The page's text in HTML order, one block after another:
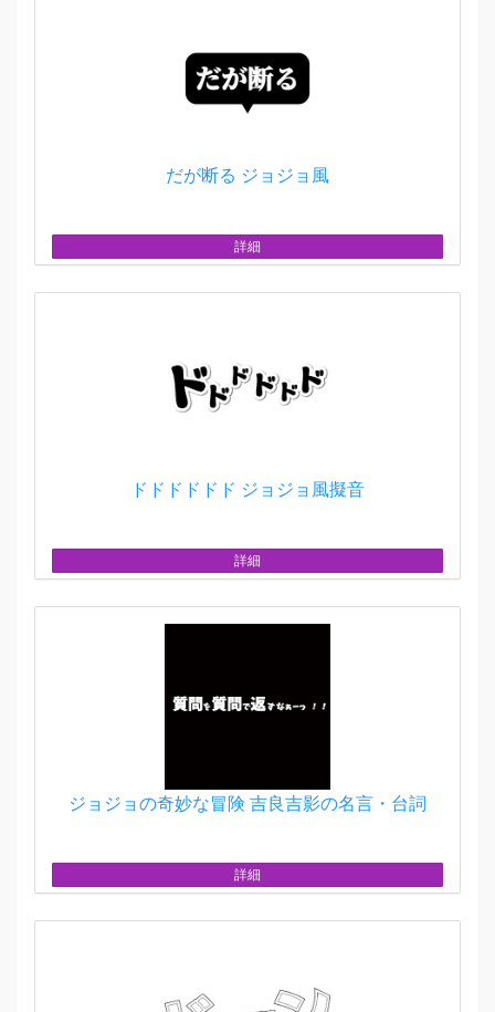
だが断る ジョジョ風
詳細
ドドドドドド ジョジョ風擬音
詳細
ジョジョの奇妙な冒険 吉良吉影の名言・台詞
詳細